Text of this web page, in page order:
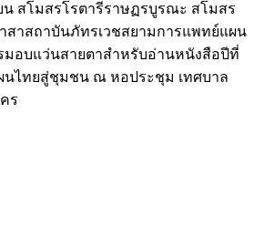
สโมสรโรตารีราษฏรบูรณะ สโมสร
สาสถาบันภัทรเวชสยามการแพทย์แผน
มอบแว่นสายตาสำหรับอ่านหนังสือปีที่
นไทยสู่ชุมชน ณ หอประชุม เทศบาล
ร